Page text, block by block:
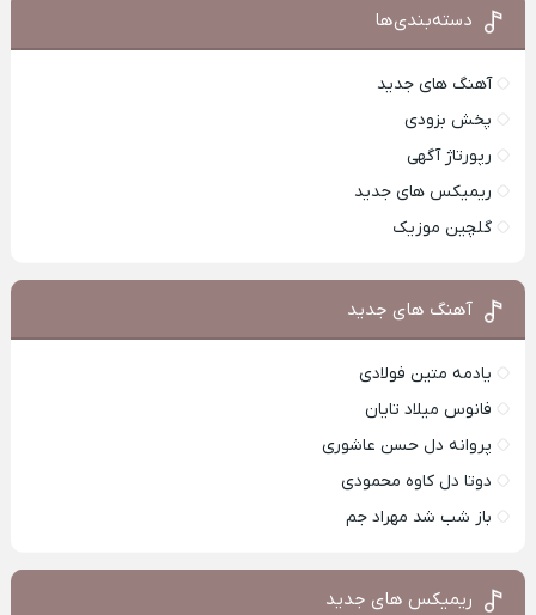
دسته‌بندی‌ها
آهنگ های جدید
پخش بزودی
رپورتاژ آگهی
ریمیکس های جدید
گلچین موزیک
آهنگ های جدید
یادمه متین فولادی
فانوس میلاد تایان
پروانه دل حسن عاشوری
دوتا دل کاوه محمودی
باز شب شد مهراد جم
ریمیکس های جدید